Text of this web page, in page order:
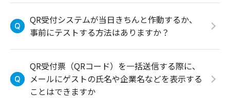
QR受付システムが当日きちんと作動するか、
事前にテストする方法はありますか？
QR受付票（QRコード）を一括送信する際に、
メールにゲストの氏名や企業名などを表示する
ことはできますか